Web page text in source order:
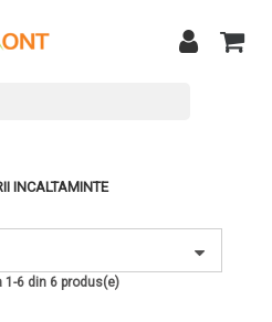
INCALTAMINTE
1-6 din 6 produs(e)